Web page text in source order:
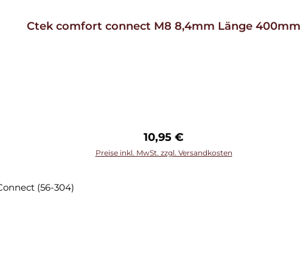
Ctek comfort connect M8 8,4mm Länge 400mm
Regulärer Preis:
10,95 €
Preise inkl. MwSt. zzgl. Versandkosten